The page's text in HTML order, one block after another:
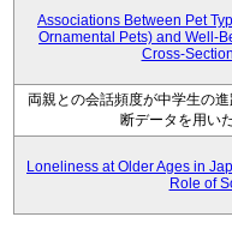
Associations Between Pet
Ornamental Pets) and Well-
Cross-
両親との会話頻度が中学生の
断データを用い
Loneliness at Older Ages in
Role of